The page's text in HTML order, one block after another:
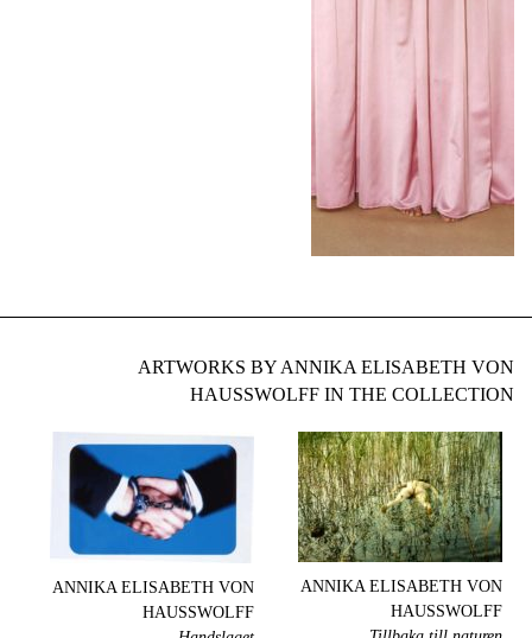
ARTWORKS BY ANNIKA ELISABETH VON
HAUSSWOLFF IN THE COLLECTION
ANNIKA ELISABETH VON
HAUSSWOLFF
ANNIKA ELISABETH VON
HAUSSWOLFF